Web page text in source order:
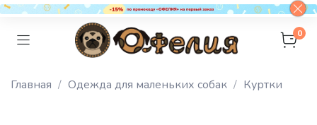
0
Главная Одежда для маленьких собак Куртки